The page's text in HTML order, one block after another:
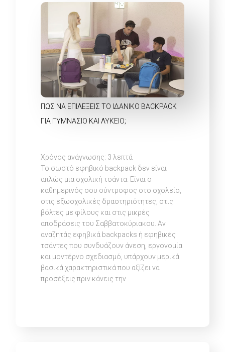
ΠΏΣ ΝΑ ΕΠΙΛΈΞΕΙΣ ΤΟ ΙΔΑΝΙΚΌ BACKPACK
ΓΙΑ ΓΥΜΝΆΣΙΟ ΚΑΙ ΛΎΚΕΙΟ;
Χρόνος ανάγνωσης: 3 λεπτά
Το σωστό εφηβικό backpack δεν είναι
απλώς μια σχολική τσάντα. Είναι ο
καθημερινός σου σύντροφος στο σχολείο,
στις εξωσχολικές δραστηριότητες, στις
βόλτες με φίλους και στις μικρές
αποδράσεις του Σαββατοκύριακου. Αν
αναζητάς εφηβικά backpacks ή εφηβικές
τσάντες που συνδυάζουν άνεση, εργονομία
και μοντέρνο σχεδιασμό, υπάρχουν μερικά
βασικά χαρακτηριστικά που αξίζει να
προσέξεις πριν κάνεις την